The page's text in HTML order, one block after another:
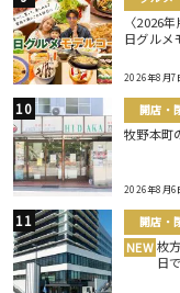
〈2026
日グルメ
2026年8月7
開店・
牧野本町
2026年8月6
開店・
NEW 枚
日